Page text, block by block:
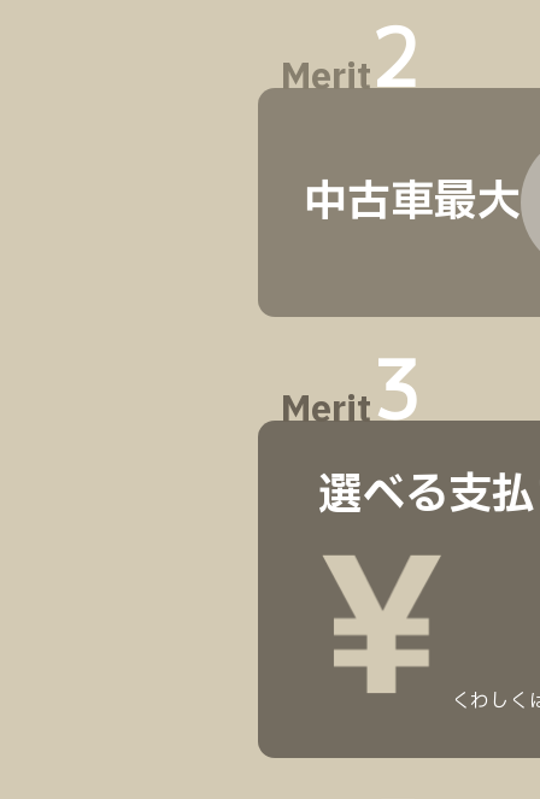
Merit2
中古車最大
Merit3
選べる支
くわし